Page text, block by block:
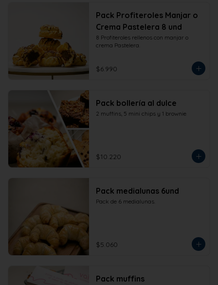
Pack Profiteroles Manjar o
Crema Pastelera 8 und
8 Profiteroles rellenos con manjar o
crema Pastelera.
$6.990
Pack bollería al dulce
2 muffins, 5 mini chips y 1 brownie
$10.220
Pack medialunas 6und
Pack de 6 medialunas.
$5.060
Pack muffins